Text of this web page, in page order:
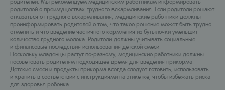
родителей о преимуществах грудного вскармливания. Если родители решают
отказаться от грудного вскармливания, медицинские работники должны
проинформировать родителей о том, что такое решение может быть трудно
отменить и что введение частичного кормления из бутылочки уменьшит
количество грудного молока. Родители должны учитывать социальные
и финансовые последствия использования детской смеси.
Поскольку младенцы растут по-разному, медицинские работники должны
посоветовать родителям подходящее время для введения прикорма.
Детские смеси и продукты прикорма всегда следует готовить, использовать
и хранить в соответствии с инструкциями на этикетке, чтобы избежать риска
для здоровья ребенка.